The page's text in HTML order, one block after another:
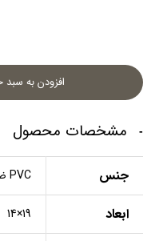
افزودن به سبد
مشخصات محصول
جنس PVC ضدآب و ضد خش
ابعاد 19×14